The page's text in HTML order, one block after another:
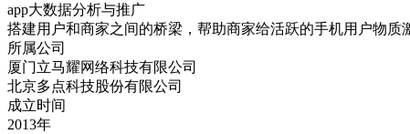
app大数据分析与推广
搭建用户和商家之间的桥梁，帮助商家给活跃的手机用户物质
所属公司
厦门立马耀网络科技有限公司
北京多点科技股份有限公司
成立时间
2013年